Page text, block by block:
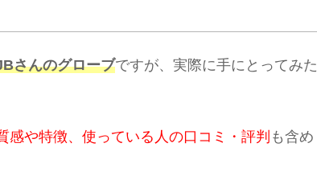
さんのグローブですが、実際に手にとってみた
感や特徴、使っている人の口コミ・評判 も含め